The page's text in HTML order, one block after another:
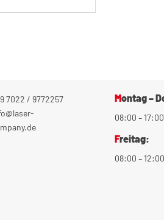
7022 / 9772257 Montag –
08:00 –
Freitag:
08:00 –